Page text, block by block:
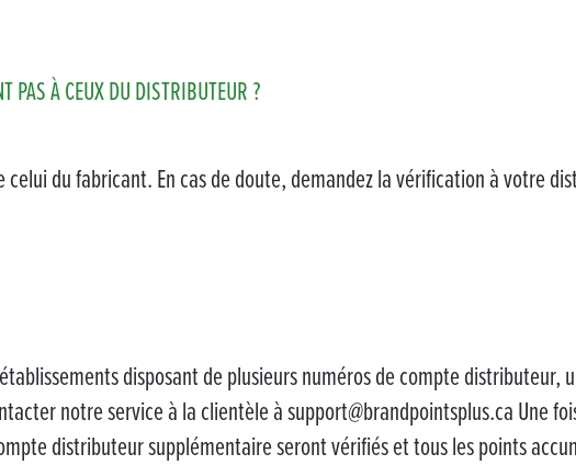
PAS À CEUX DU DISTRIBUTEUR ?
du fabricant. En cas de doute, demandez la vérification à votre
disposant de plusieurs numéros de compte distributeur,
notre service à la clientèle à support@brandpointsplus.ca Une
distributeur supplémentaire seront vérifiés et tous les points